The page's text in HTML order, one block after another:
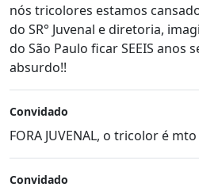
nós tricolores estamos
do SR° Juvenal e diretoria,
do São Paulo ficar SEEIS anos
absurdo!!
Convidado
FORA JUVENAL, o tricolor é
Convidado